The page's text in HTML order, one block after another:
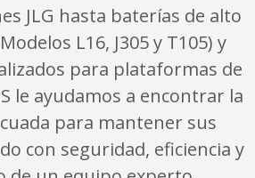
JLG hasta baterías de alto
L16, J305 y T105) y
para plataformas de
le ayudamos a encontrar la
para mantener sus
con seguridad, eficiencia y